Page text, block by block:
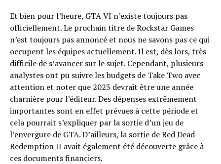
Et bien pour l’heure, GTA VI n’existe toujours pas
officiellement. Le prochain titre de Rockstar Games
n’est toujours pas annoncé et nous ne savons pas ce qui
occupent les équipes actuellement. Il est, dès lors, très
difficile de s’avancer sur le sujet. Cependant, plusieurs
analystes ont pu suivre les budgets de Take Two avec
attention et noter que 2023 devrait être une année
charnière pour l’éditeur. Des dépenses extrêmement
importantes sont en effet prévues à cette période et
cela pourrait s’expliquer par la sortie d’un jeu de
l’envergure de GTA. D’ailleurs, la sortie de Red Dead
Redemption II avait également été découverte grâce à
ces documents financiers.